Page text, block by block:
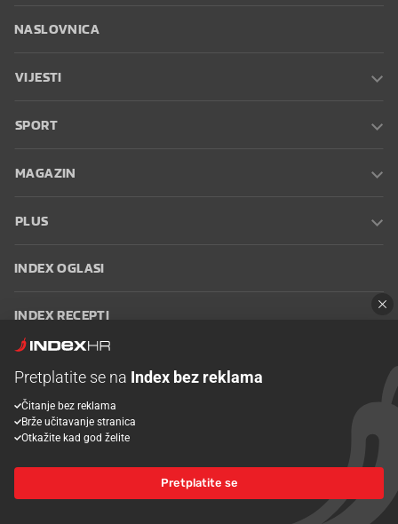
NASLOVNICA
VIJESTI
SPORT
MAGAZIN
PLUS
INDEX OGLASI
INDEX RECEPTI
Oglašavanje Zaposli se na Indexu
korištenja
Postavke kolačića
© 2026 Index
Pretplatite se na Index bez reklama
Čitanje bez reklama
Brže učitavanje stranica
Otkažite kad god želite
Pretplatite se